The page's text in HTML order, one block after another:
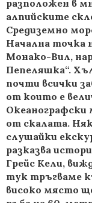
разположен в
алпийските
Средиземно
Начална точка
Монако-Вил,
Пепеляшка“.
почти всички
от които е
Океанографски
от скалата.
слушайки
разказва
Грейс Кели,
тук тръгваме
високо място